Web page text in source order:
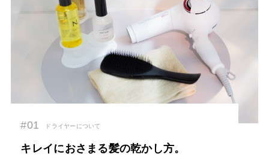
#01 ドライヤーについて
キレイにおさまる髪の乾かし方。